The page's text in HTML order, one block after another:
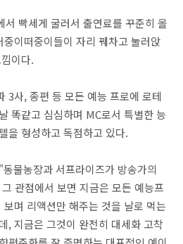
서 빡세게 굴러서 출연료를 꾸준히 올
이떠중이들이 자리 꿰차고 눌러앉
이다.
3사, 종편 등 모든 예능 프로에 로테
똑같고 심심하며 MC로서 특별한 능
을 형성하고 독점하고 있다.
물농장과 서프라이즈가 방송가의
관점에서 보면 지금은 모든 예능프
며 리액션만 해주는 것을 날로 먹는
, 지금은 그것이 완전히 대세화 고착